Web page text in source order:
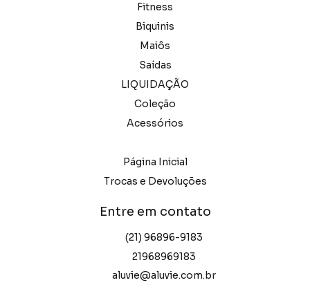
Fitness
Biquinis
Maiôs
Saídas
LIQUIDAÇÃO
Coleção
Acessórios
Página Inicial
Trocas e Devoluções
Entre em contato
(21) 96896-9183
21968969183
aluvie@aluvie.com.br